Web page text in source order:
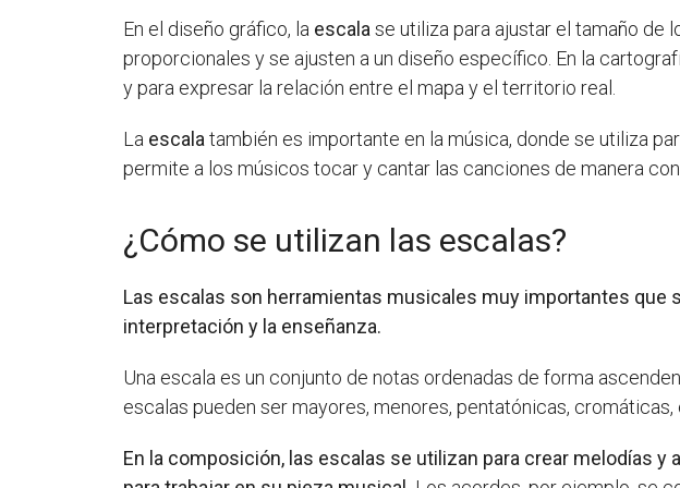
En el diseño gráfico, la escala se utiliza para ajustar el tamaño de
proporcionales y se ajusten a un diseño específico. En la
y para expresar la relación entre el mapa y el territorio real.
La escala también es importante en la música, donde se utiliza
permite a los músicos tocar y cantar las canciones de manera
¿Cómo se utilizan las escalas?
Las escalas son herramientas musicales muy importantes que
interpretación y la enseñanza.
Una escala es un conjunto de notas ordenadas de forma
escalas pueden ser mayores, menores, pentatónicas, cromáticas,
En la composición, las escalas se utilizan para crear melodías